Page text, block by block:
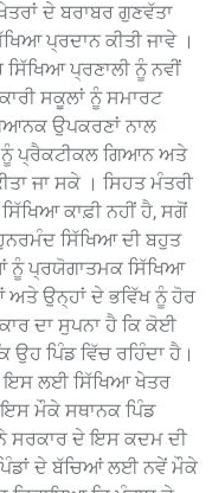
ਦੇ ਬਰਾਬਰ ਗੁਣਵੱਤਾ
ਪ੍ਰਦਾਨ ਕੀਤੀ ਜਾਵੇ ।
ਸਿੱਖਿਆ ਪ੍ਰਣਾਲੀ ਨੂੰ ਨਵੀਂ
ਸਕੂਲਾਂ ਨੂੰ ਸਮਾਰਟ
ਉਪਕਰਣਾਂ ਨਾਲ
ਨੂੰ ਪ੍ਰੈਕਟੀਕਲ ਗਿਆਨ ਅਤੇ
ਜਾ ਸਕੇ । ਸਿਹਤ ਮੰਤਰੀ
ਕਾਫ਼ੀ ਨਹੀਂ ਹੈ, ਸਗੋਂ
ਸਿੱਖਿਆ ਦੀ ਬਹੁਤ
ਨੂੰ ਪ੍ਰਯੋਗਾਤਮਕ ਸਿੱਖਿਆ
ਅਤੇ ਉਨ੍ਹਾਂ ਦੇ ਭਵਿੱਖ ਨੂੰ ਹੋਰ
ਦਾ ਸੁਪਨਾ ਹੈ ਕਿ ਕੋਈ
ਉਹ ਪਿੰਡ ਵਿੱਚ ਰਹਿੰਦਾ ਹੈ।
ਇਸ ਲਈ ਸਿੱਖਿਆ ਖੇਤਰ
ਇਸ ਮੌਕੇ ਸਥਾਨਕ ਪਿੰਡ
ਸਰਕਾਰ ਦੇ ਇਸ ਕਦਮ ਦੀ
ਦੇ ਬੱਚਿਆਂ ਲਈ ਨਵੇਂ ਮੌਕੇ